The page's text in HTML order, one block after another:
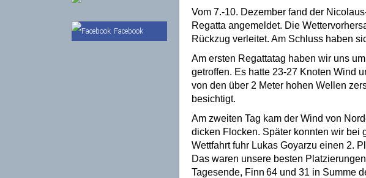
Facebook
Vom 7.-10. Dezember fand der
Regatta angemeldet. Die
Rückzug verleitet. Am Schluss haben
Am ersten Regattatag haben wir uns
getroffen. Es hatte 23-27 Knoten Wind
von den über 2 Meter hohen Wellen
besichtigt.
Am zweiten Tag kam der Wind von
dicken Flocken. Später konnten wir bei
Wettfahrt fuhr Lukas Goyarzu einen 2.
Das waren unsere besten
Tagesende, Finn 64 und 31 in Summe